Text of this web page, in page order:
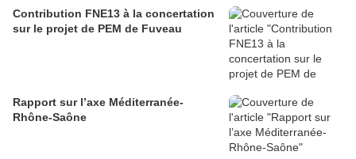
Contribution FNE13 à la concertation
sur le projet de PEM de Fuveau
Rapport sur l’axe Méditerranée-
Rhône-Saône